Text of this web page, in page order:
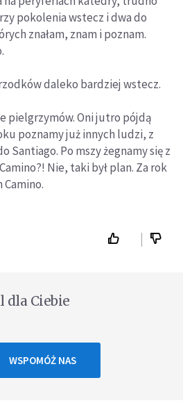
pokolenia wstecz i dwa do
znałam, znam i poznam.
daleko bardziej wstecz.
pielgrzymów. Oni jutro pójdą
poznamy już innych ludzi, z
Santiago. Po mszy żegnamy się z
Nie, taki był plan. Za rok
Camino.
dla Ciebie
WSPOMÓŻ NAS